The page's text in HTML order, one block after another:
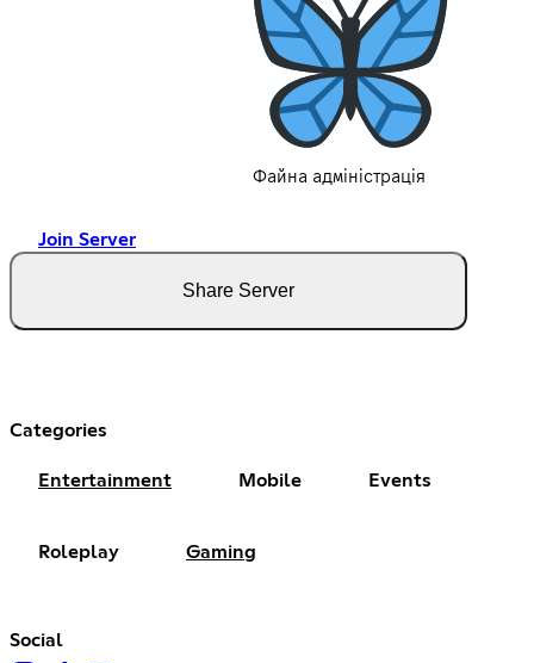
Файна адміністрація
Join Server
Share Server
Categories
Entertainment Mobile Events
Roleplay Gaming
Social